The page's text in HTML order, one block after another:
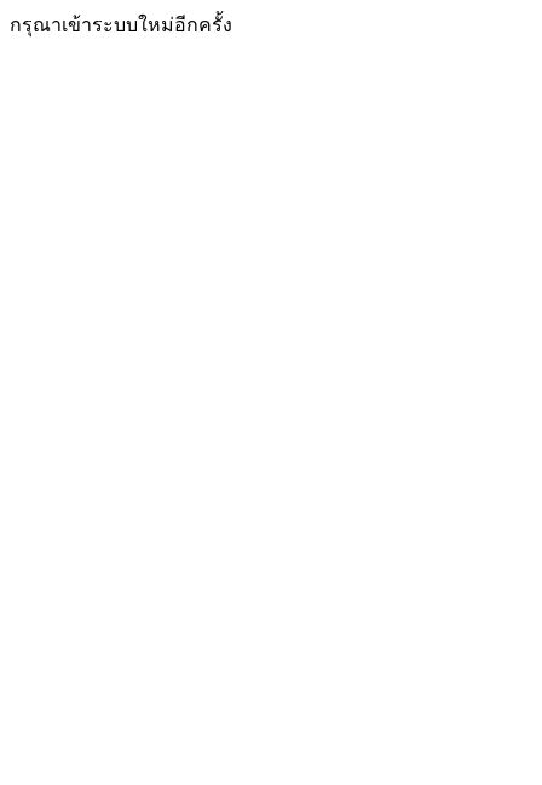
กรุณาเข้าระบบใหม่อีกครั้ง